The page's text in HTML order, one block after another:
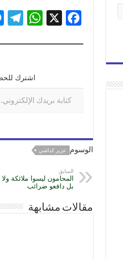
F
c
o
X
W
at
A
p
اشترك
الوسوم عزيز كداشي
السابق
المحامون ليسوا ملائكة
بل دافعو ضرائب
مقالات مشابهة